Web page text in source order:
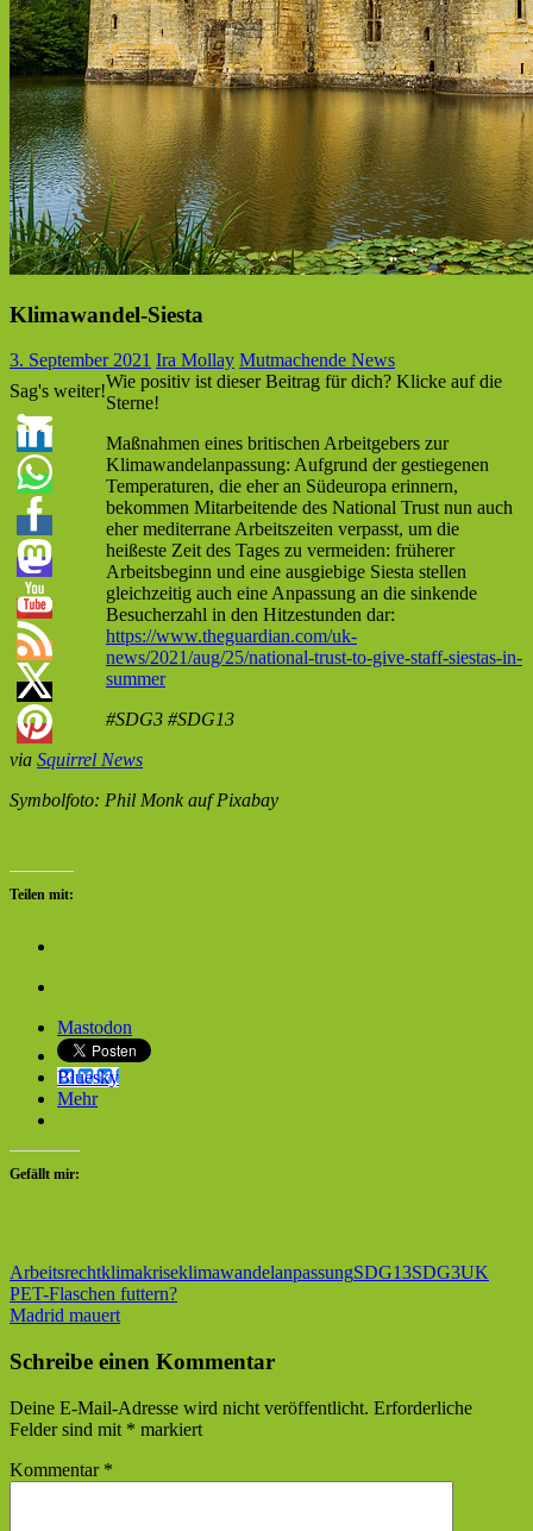
Klimawandel-Siesta
3. September 2021 Ira Mollay Mutmachende News
Sag's weiter!Wie positiv ist dieser Beitrag für dich? Klicke auf die
Sterne!
Maßnahmen eines britischen Arbeitgebers zur
Klimawandelanpassung: Aufgrund der gestiegenen
Temperaturen, die eher an Südeuropa erinnern,
bekommen Mitarbeitende des National Trust nun auch
eher mediterrane Arbeitszeiten verpasst, um die
heißeste Zeit des Tages zu vermeiden: früherer
Arbeitsbeginn und eine ausgiebige Siesta stellen
gleichzeitig auch eine Anpassung an die sinkende
Besucherzahl in den Hitzestunden dar:
https://www.theguardian.com/uk-
news/2021/aug/25/national-trust-to-give-staff-siestas-in-
summer
#SDG3 #SDG13
via Squirrel News
Symbolfoto: Phil Monk auf Pixabay
Teilen mit:
Mastodon
Bluesky
Mehr
Gefällt mir:
ArbeitsrechtklimakriseklimawandelanpassungSDG13SDG3UK
Beitragsnavigation
Vorheriger
Beitrag:
PET-Flaschen futtern?
Nächster
Madrid mauert
Schreibe einen Kommentar
Deine E-Mail-Adresse wird nicht veröffentlicht. Erforderliche
Felder sind mit * markiert
Kommentar *